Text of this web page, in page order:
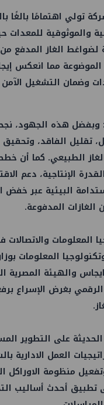
تولي اهتمامًا بالغًا
والموثوقية للمعدات
لضواغط الغاز المدفع
مما انعكس
وضمان التشغيل
وبفضل هذه الجهود،
تقليل الفاقد، وتحقيق
الطبيعي. كما أن
الإنتاجية، دعم
البيئية عبر خفض
الغازات المدفوعة.
المعلومات والاتصالات
المعلومات
والهيئة المصرية
بغرض الإسراع
.
على التطوير
العمل الادارية
منظومة الاوراكل
تطبيق أحدث أساليب